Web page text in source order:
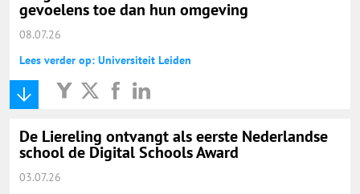
gevoelens toe dan hun omgeving
08.07.26
Lees verder op: Universiteit Leiden
De Liereling ontvangt als eerste Nederlandse
school de Digital Schools Award
03.07.26